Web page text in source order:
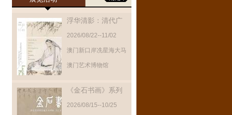
浮华清影：清代广
2026/08/22--11/02
澳门新口岸冼星海大马
路
澳门艺术博物馆
《金石书画》系列
2026/08/15--10/25